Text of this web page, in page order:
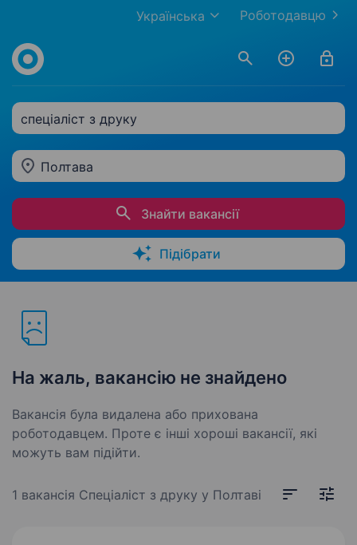
Роботодавцю
Українська
спеціаліст з друку
Полтава
Знайти вакансії
Підібрати
На жаль, вакансію не знайдено
Вакансія була видалена або прихована
роботодавцем. Проте є інші хороші вакансії, які
можуть вам підійти.
1 вакансія Спеціаліст з друку у Полтаві